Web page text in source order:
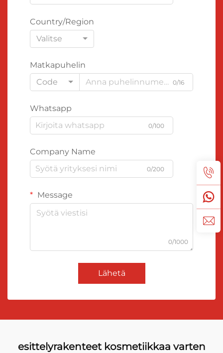
Country/Region
Valitse
Matkapuhelin
Code
0/16
Whatsapp
0/100
Company Name
0/200
Message
0/1000
Lähetä
esittelyrakenteet kosmetiikkaa varten